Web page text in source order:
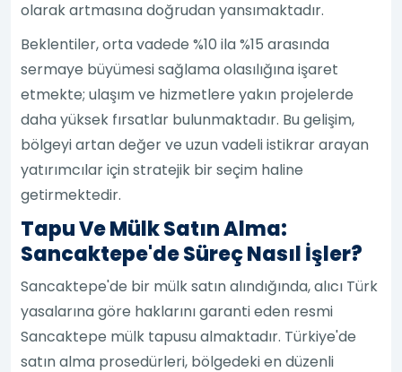
olarak artmasına doğrudan yansımaktadır.
Beklentiler, orta vadede %10 ila %15 arasında
sermaye büyümesi sağlama olasılığına işaret
etmekte; ulaşım ve hizmetlere yakın projelerde
daha yüksek fırsatlar bulunmaktadır. Bu gelişim,
bölgeyi artan değer ve uzun vadeli istikrar arayan
yatırımcılar için stratejik bir seçim haline
getirmektedir.
Tapu Ve Mülk Satın Alma:
Sancaktepe'de Süreç Nasıl İşler?
Sancaktepe'de bir mülk satın alındığında, alıcı Türk
yasalarına göre haklarını garanti eden resmi
Sancaktepe mülk tapusu almaktadır. Türkiye'de
satın alma prosedürleri, bölgedeki en düzenli